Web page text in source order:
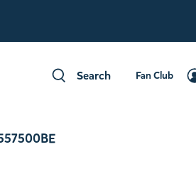
Search
Fan Club